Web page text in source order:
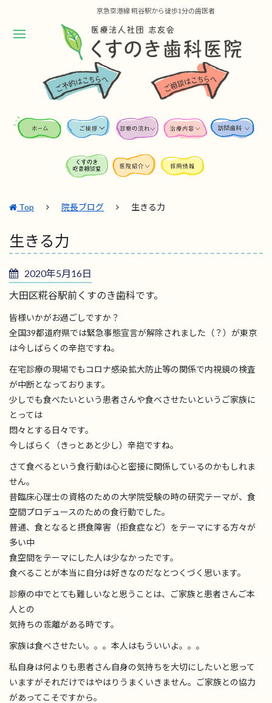
京急空港線 糀谷駅から徒歩1分の歯医者
Top 院長ブログ 生きる力
生きる力
2020年5月16日
大田区糀谷駅前くすのき歯科です。
皆様いかがお過ごしですか？
全国39都道府県では緊急事態宣言が解除されました（？）が東京
は今しばらくの辛抱ですね。
在宅診療の現場でもコロナ感染拡大防止等の関係で内視鏡の検査
が中断となっております。
少しでも食べたいという患者さんや食べさせたいというご家族に
とっては
悶々とする日々です。
今しばらく（きっとあと少し）辛抱ですね。
さて食べるという食行動は心と密接に関係しているのかもしれま
せん。
昔臨床心理士の資格のための大学院受験の時の研究テーマが、食
空間プロデュースのための食行動でした。
普通、食となると摂食障害（拒食症など）をテーマにする方々が
多い中
食空間をテーマにした人は少なかったです。
食べることが本当に自分は好きなのだなとつくづく思います。
診療の中でとても難しいなと思うことは、ご家族と患者さんご本
人との
気持ちの乖離がある時です。
家族は食べさせたい。。。本人はもういいよ。。。
私自身は何よりも患者さん自身の気持ちを大切にしたいと思って
いますがそれだけではやはりうまくいきません。ご家族との協力
があってこそですから。